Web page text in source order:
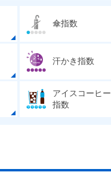
傘指数
汗かき指数
アイスコーヒー
指数